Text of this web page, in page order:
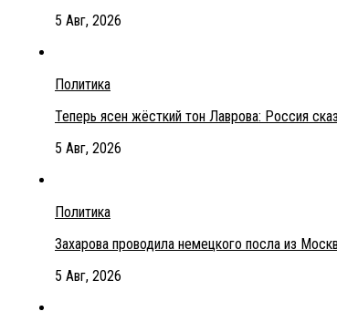
5 Авг, 2026
Политика
Теперь ясен жёсткий тон Лаврова: Россия
5 Авг, 2026
Политика
Захарова проводила немецкого посла из
5 Авг, 2026